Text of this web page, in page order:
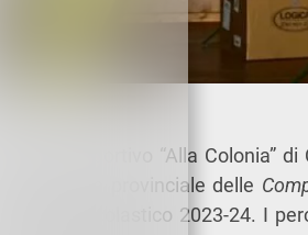
Al Centro Sportivo “Alla Colonia”
inizio la fase provinciale delle
per l’anno scolastico 2023-24. I